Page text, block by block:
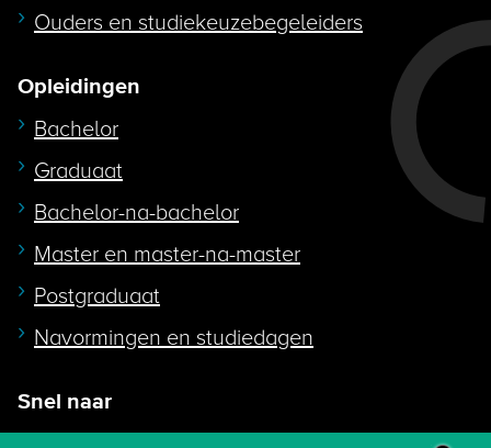
Ouders en studiekeuzebegeleiders
Opleidingen
Bachelor
Graduaat
Bachelor-na-bachelor
Master en master-na-master
Postgraduaat
Navormingen en studiedagen
Snel naar